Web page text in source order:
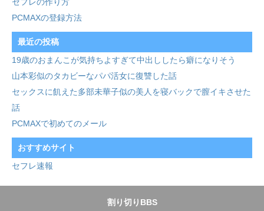
PCMAXの登録方法
最近の投稿
19歳のおまんこが気持ちよすぎて中出ししたら癖になりそう
山本彩似のタカビーなパパ活女に復讐した話
セックスに飢えた多部未華子似の美人を寝バックで膣イキさせた
話
PCMAXで初めてのメール
おすすめサイト
セフレ速報
割り切りBBS